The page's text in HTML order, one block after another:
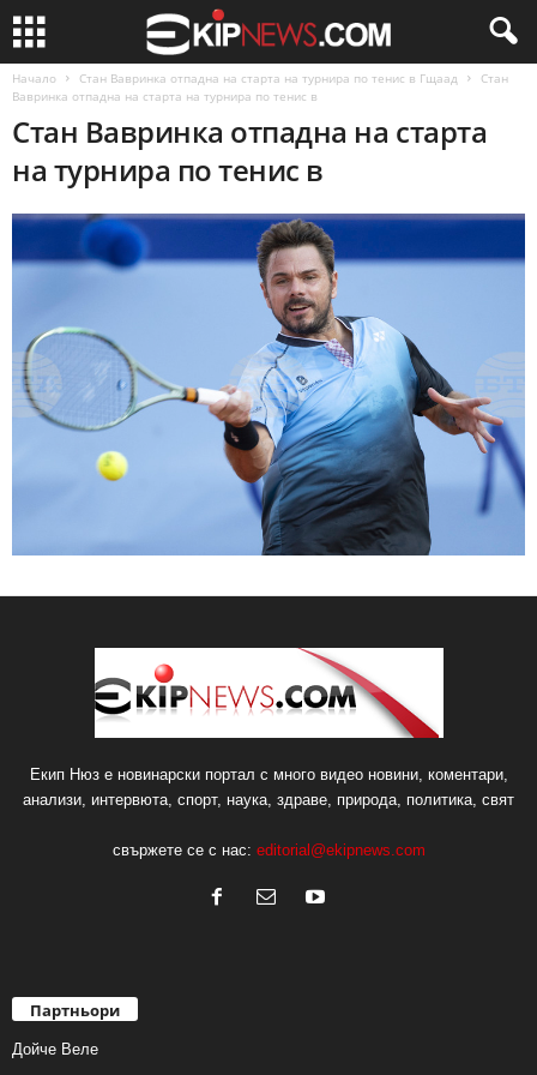
Начало Стан Вавринка отпадна на старта на турнира по тенис в Гщаад
Стан
Вавринка отпадна на старта на турнира по тенис в
Стан Вавринка отпадна на старта
на турнира по тенис в
Екип Нюз е новинарски портал с много видео новини, коментари,
анализи, интервюта, спорт, наука, здраве, природа, политика, свят
свържете се с нас: editorial@ekipnews.com
Партньори
Дойче Веле